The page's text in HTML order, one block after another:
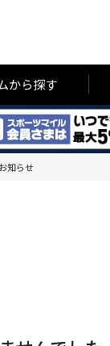
から探す
知らせ